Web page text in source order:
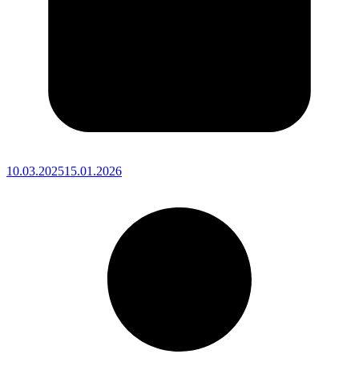
10.03.202515.01.2026